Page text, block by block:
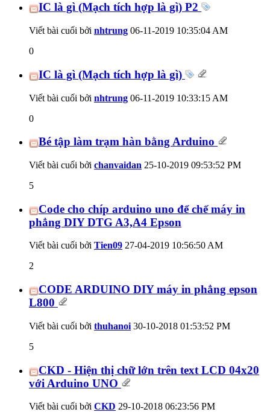
IC là gì (Mạch tích hợp là gì) P2
Viết bài cuối bởi nhtrung 06-11-2019 10:35:04 AM
0
IC là gì (Mạch tích hợp là gì)
Viết bài cuối bởi nhtrung 06-11-2019 10:33:15 AM
0
Bé tập làm trạm hàn bằng Arduino
Viết bài cuối bởi chanvaidan 25-10-2019 09:53:52 PM
5
Code cho chíp arduino uno để chế máy in
phẳng DIY DTG A3,A4 Epson
Viết bài cuối bởi Tien09 27-04-2019 10:56:50 AM
2
CODE ARDUINO DIY máy in phẳng epson
L800
Viết bài cuối bởi thuhanoi 30-10-2018 01:53:52 PM
5
CKD - Hiện thị chữ lớn trên text LCD 04x20
với Arduino UNO
Viết bài cuối bởi CKD 29-10-2018 06:23:56 PM